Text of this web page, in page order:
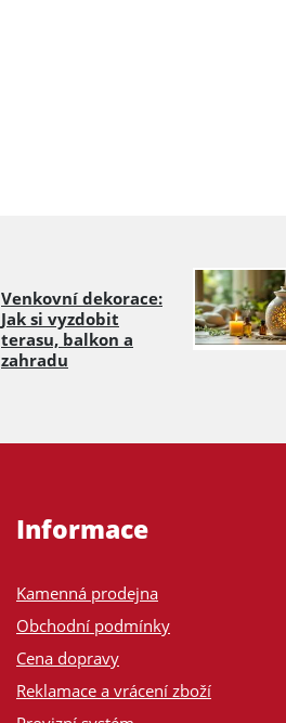
Venkovní dekorace:
Jak si vyzdobit
terasu, balkon a
zahradu
Informace
Kamenná prodejna
Obchodní podmínky
Cena dopravy
Reklamace a vrácení zboží